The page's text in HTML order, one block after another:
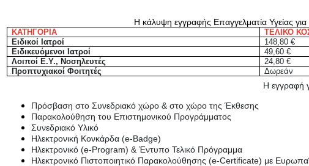
Η κάλυψη εγγραφής Επαγγελματία Υγείας
ΚΑΤΗΓΟΡΙΑ ΤΕΛΙΚΟ
Ειδικοί Ιατροί
148,80 €
Ειδικευόμενοι Ιατροί
49,60 €
Λοιποί Ε.Υ., Νοσηλευτές
24,80 €
Προπτυχιακοί Φοιτητές
Δωρεάν
Η εγγραφή
Πρόσβαση στο Συνεδριακό χώρο & στο χώρο της Έκθεσης
Παρακολούθηση του Επιστημονικού Προγράμματος
Συνεδριακό Υλικό
Ηλεκτρονική Κονκάρδα (e-Badge)
Ηλεκτρονικό (e-Program) & Έντυπο Τελικό Πρόγραμμα
Ηλεκτρονικό Πιστοποιητικό Παρακολούθησης (e-Certificate) με